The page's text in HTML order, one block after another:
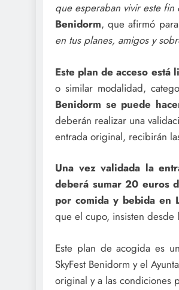
que esperaban vivir este fin
Benidorm, que afirmó
en tus planes, amigos y
Este plan de acceso
o similar modalidad,
Benidorm se puede
deberán realizar una
entrada original, recibirán
Una vez validada la
deberá sumar 20 euros
por comida y bebida en
que el cupo, insisten desde
Este plan de acogida es
SkyFest Benidorm y el
original y a las condiciones